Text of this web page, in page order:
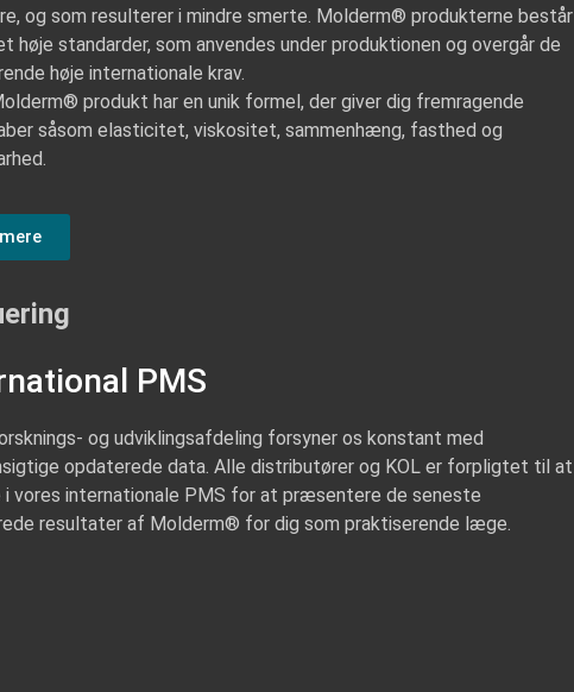
og som resulterer i mindre smerte. Molderm® produkterne består
høje standarder, som anvendes under produktionen og overgår de
høje internationale krav.
produkt har en unik formel, der giver dig fremragende
såsom elasticitet, viskositet, sammenhæng, fasthed og
PMS
og udviklingsafdeling forsyner os konstant med
opdaterede data. Alle distributører og KOL er forpligtet til at
vores internationale PMS for at præsentere de seneste
resultater af Molderm® for dig som praktiserende læge.